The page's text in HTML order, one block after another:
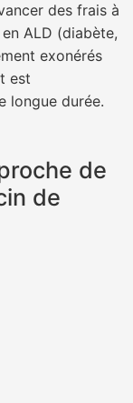
des frais à
ALD (diabète,
exonérés
est
longue durée.
de
de